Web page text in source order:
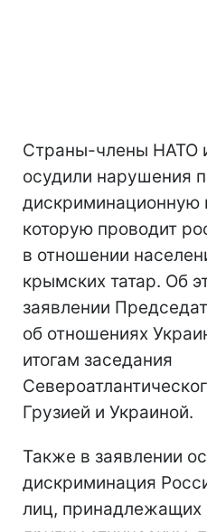
Страны-члены НАТО
осудили нарушения
дискриминационную
которую проводит
в отношении
крымских татар. Об
заявлении
об отношениях
итогам заседания
Грузией и Украиной.
Также в заявлении
дискриминация
лиц, принадлежащих